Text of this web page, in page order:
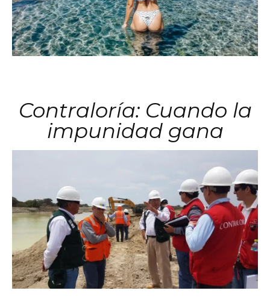
Contraloría: Cuando la
impunidad gana